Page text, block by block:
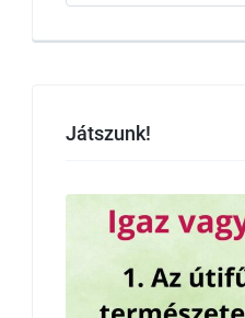
Játszunk!